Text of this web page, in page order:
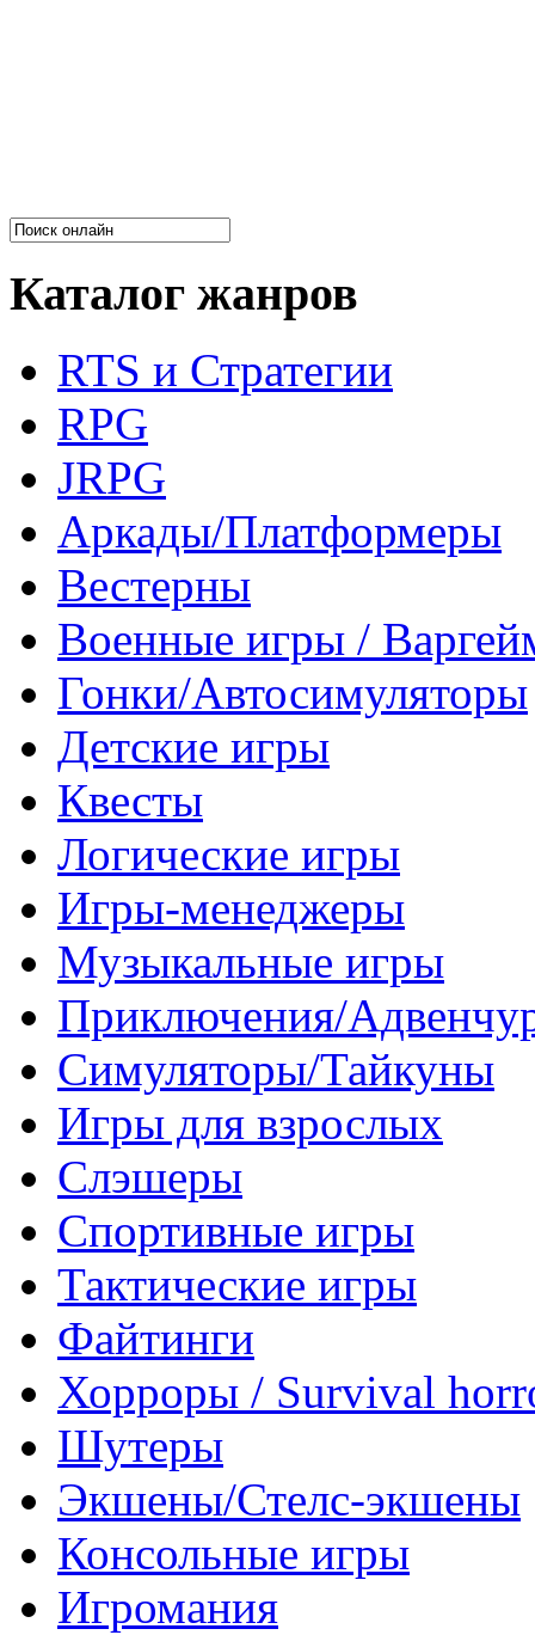
Каталог жанров
RTS и Стратегии
RPG
JRPG
Аркады/Платформеры
Вестерны
Военные игры /
Гонки/Автосимуляторы
Детские игры
Квесты
Логические игры
Игры-менеджеры
Музыкальные игры
Приключения/
Симуляторы/Тайкуны
Игры для взрослых
Слэшеры
Спортивные игры
Тактические игры
Файтинги
Хорроры / Survival
Шутеры
Экшены/Стелс-экшены
Консольные игры
Игромания